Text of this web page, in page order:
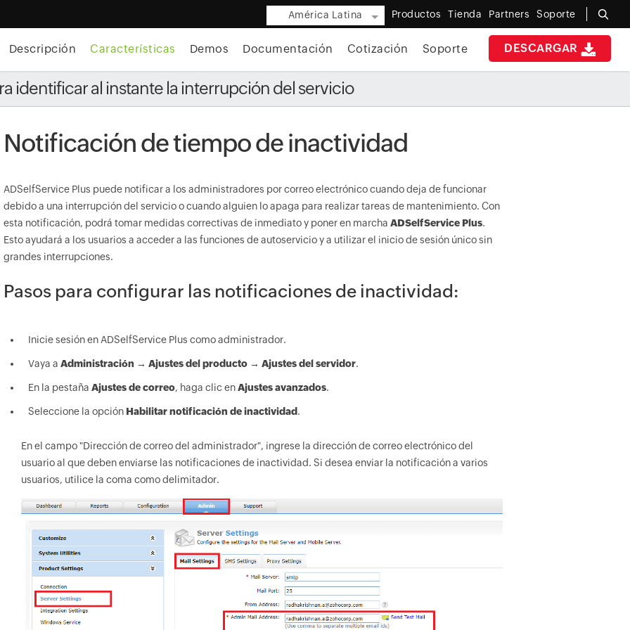
América Latina Productos Tienda Partners Soporte
DESCARGAR
Descripción Características Demos Documentación Cotización Soporte
identificar al instante la interrupción del servicio
Notificación de tiempo de inactividad
ADSelfService Plus puede notificar a los administradores por correo electrónico cuando deja de funcionar
debido a una interrupción del servicio o cuando alguien lo apaga para realizar tareas de mantenimiento. Con
esta notificación, podrá tomar medidas correctivas de inmediato y poner en marcha ADSelfService Plus.
Esto ayudará a los usuarios a acceder a las funciones de autoservicio y a utilizar el inicio de sesión único sin
grandes interrupciones.
Pasos para configurar las notificaciones de inactividad:
Inicie sesión en ADSelfService Plus como administrador.
Vaya a Administración → Ajustes del producto → Ajustes del servidor.
En la pestaña Ajustes de correo, haga clic enAjustes avanzados.
Seleccione la opción Habilitar notificación de inactividad .
En el campo "Dirección de correo del administrador", ingrese la dirección de correo electrónico del
usuario al que deben enviarse las notificaciones de inactividad. Si desea enviar la notificación a varios
usuarios, utilice la coma como delimitador.